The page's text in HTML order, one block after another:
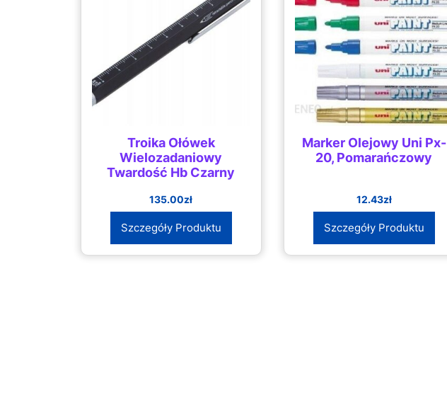
Troika Ołówek
Wielozadaniowy
Twardość Hb Czarny
135.00zł
Szczegóły Produktu
Marker Olejowy Uni Px-
20, Pomarańczowy
12.43zł
Szczegóły Produktu